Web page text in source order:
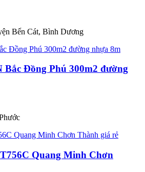
Bến Cát, Bình Dương
Bắc Đồng Phú 300m2 đường
Quang Minh Chơn